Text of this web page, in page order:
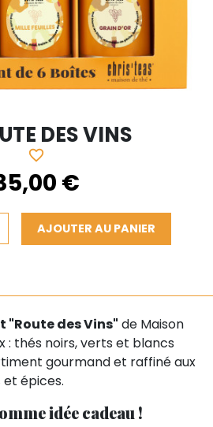
DES VINS
favorite_border
€
AJOUTER AU PANIER
"Route des Vins" de Maison
: thés noirs, verts et blancs
gourmand et raffiné aux
épices.
idée cadeau !